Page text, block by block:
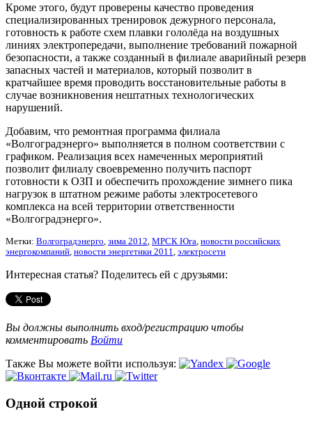
Кроме этого, будут проверены качество проведения
специализированных тренировок дежурного персонала,
готовность к работе схем плавки гололёда на воздушных
линиях электропередачи, выполнение требований пожарной
безопасности, а также созданный в филиале аварийный резерв
запасных частей и материалов, который позволит в
кратчайшее время проводить восстановительные работы в
случае возникновения нештатных технологических
нарушений.
Добавим, что ремонтная программа филиала
«Волгоградэнерго» выполняется в полном соответствии с
графиком. Реализация всех намеченных мероприятий
позволит филиалу своевременно получить паспорт
готовности к ОЗП и обеспечить прохождение зимнего пика
нагрузок в штатном режиме работы электросетевого
комплекса на всей территории ответственности
«Волгоградэнерго».
Метки: Волгоградэнерго, зима 2012, МРСК Юга, новости российских
энергокомпаний, новости энергетики 2011, электросети
Интересная статья? Поделитесь ей с друзьями:
Вы должны выполнить вход/регистрацию чтобы
комментировать Войти
Также Вы можете войти используя:
Одной строкой